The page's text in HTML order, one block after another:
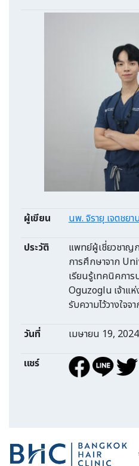
ผู้เขียน นพ. จิรายุ เจตชย
ประวัติ
แพทย์ผู้เชี่ยวชาญ
การศึกษาจาก
เรียนรู้เทคนิคกา
Oguzoglu เจ้าแ
รับความไว้วางใจ
วันที่ เมษายน 19, 2024
แชร์